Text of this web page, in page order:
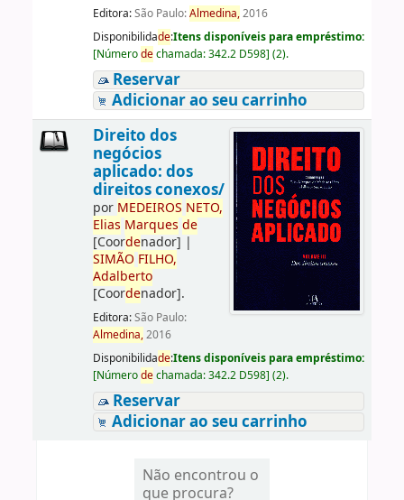
Editora:São Paulo:Almedina,2016
Disponibilidade:Itens disponíveis para empréstimo:
[Númerodechamada:342.2 D598] (2).
Reservar
Adicionar ao seu carrinho
Direito dos
negócios
aplicado: dos
direitos conexos/
por MEDEIROS NETO,
Elias Marques de
[Coordenador] |
SIMÃO FILHO,
Adalberto
[Coordenador].
Editora:São Paulo:
Almedina,2016
Disponibilidade:Itens disponíveis para empréstimo:
[Númerodechamada:342.2 D598] (2).
Reservar
Adicionar ao seu carrinho
Não encontrou o
que procura?